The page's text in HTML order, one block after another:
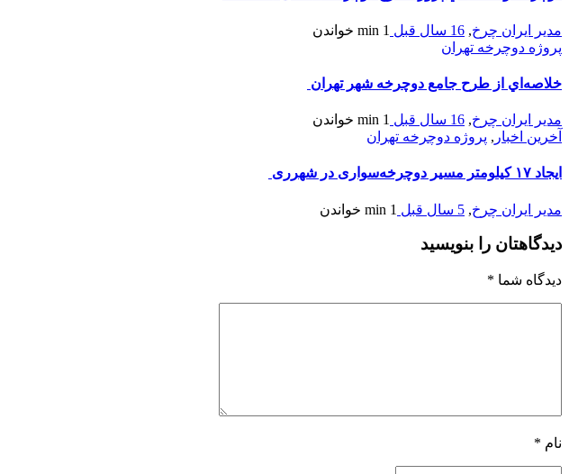
مدیر ایران چرخ, 16 سال قبل 1 min
خواندن
پروژه دوچرخه تهران
خلاصه‌‌اي از طرح جامع دوچرخه شهر تهران
مدیر ایران چرخ, 16 سال قبل 1 min
خواندن
آخرین اخبار , پروژه دوچرخه تهران
ایجاد ۱۷ کیلومتر مسیر دوچرخه‌سواری در شهرری
مدیر ایران چرخ, 5 سال قبل 1 min خواندن
دیدگاهتان را بنویسید
دیدگاه شما *
نام *